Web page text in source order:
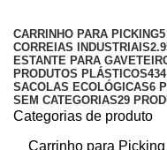
CARRINHO PARA PICKING
CORREIAS INDUSTRIAIS
ESTANTE PARA
PRODUTOS PLÁSTICOS
SACOLAS ECOLÓGICAS6
SEM CATEGORIAS29
Categorias de produto
Carrinho para Picking